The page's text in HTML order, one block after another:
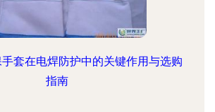
套在电焊防护中的关键作用与选购
指南